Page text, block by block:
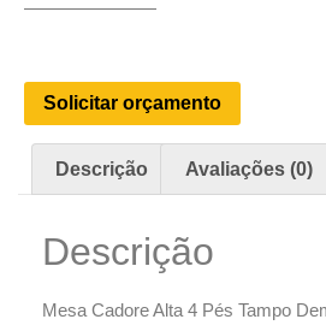
Solicitar orçamento
Descrição Avaliações (0)
Descrição
Mesa Cadore Alta 4 Pés Tampo